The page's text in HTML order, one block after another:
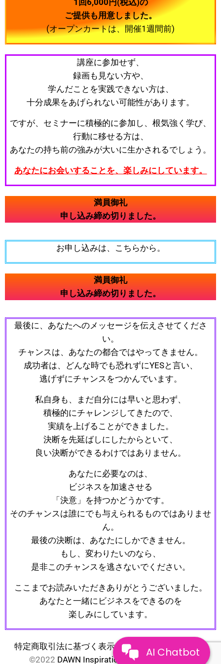
1回6,000円(税込)の
ご提供も用意しました。
(オープンカートは、開催1週間前)
講座に参加せず、
録画も見ない方や、
学んだことを実践できない方は、
十分成果をあげられない可能性があります。
ですが、セミナーに積極的に参加し、根気強く学び、
行動に移せる方は、
あなたの持ち前の強みが大いに生かされるでしょう。
あなたにお会いすることを、楽しみにしています。
満員御礼
申し込み締め切りました。
お申し込みは、こちらから。
満員御礼
申し込み締め切りました。
最後に、あなたへのメッセージを伝えさせてくださ
い。
チャンスは、あなたの都合ではやってきません。
成功者は、どんな時でも恐れずにYESと言い、
逃げずにチャンスをつかんでいます。
私自身も、まだ自分には早いと思わず、
積極的にチャレンジしてきたので、
実績を上げることができました。
決断を先延ばしにしたからといて、
良い決断ができるわけではありません。
あなたに必要なのは、
ビジネスを加速させる
「決意」を持つかどうかです。
そのチャンスは誰にでも与えられるものではありませ
ん。
最後の決断は、あなたにしかできません。
もし、変わりたいのなら、
是非このチャンスを逃さないでください。
ここまでお読みいただきありがとうございました。
あなたと一緒にビジネスをできるのを
楽しみにしています。
特定商取引法に基づく表示｜プライバシーポリシー
©2022 DAWN Inspiration All Right Reserved
AI Chatbot